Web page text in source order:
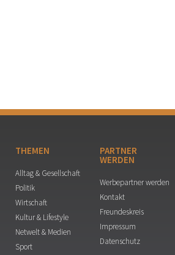
THEMEN
Alltag & Gesellschaft
Politik
Wirtschaft
Kultur & Lifestyle
Netwelt & Medien
Sport
PARTNER
WERDEN
Werbepartner werden
Kontakt
Freundeskreis
Impressum
Datenschutz